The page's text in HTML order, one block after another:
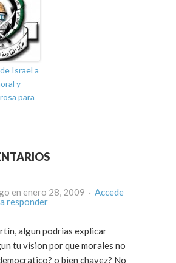
Israel a
y
para
diego en enero 28, 2009 · Accede
responder
algun podrias explicar
tu vision por que morales no
o bien chavez? No